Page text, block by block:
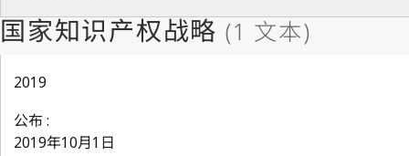
2019
公布 :
2019年10月1日